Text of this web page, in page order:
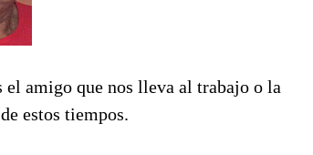
el amigo que nos lleva al trabajo o la
estos tiempos.